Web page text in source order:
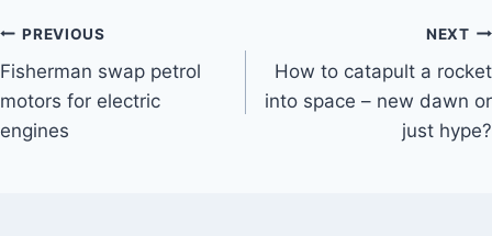
Post
navigation
PREVIOUS
Fisherman swap petrol
motors for electric
engines
NEXT
How to catapult a rocket
into space – new dawn or
just hype?